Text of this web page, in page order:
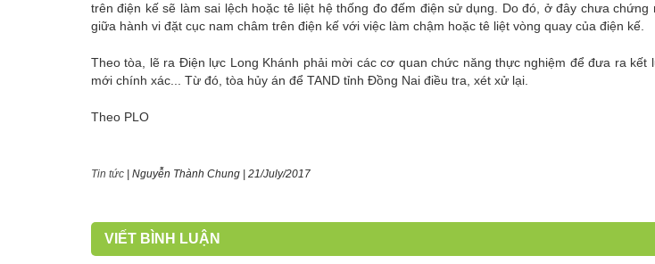
trên điện kế sẽ làm sai lệch hoặc tê liệt hệ thống đo đếm điện sử dụng. Do đó, ở đây chưa
giữa hành vi đặt cục nam châm trên điện kế với việc làm chậm hoặc tê liệt vòng quay của điện kế.
Theo tòa, lẽ ra Điện lực Long Khánh phải mời các cơ quan chức năng thực nghiệm để đưa ra kết
mới chính xác... Từ đó, tòa hủy án để TAND tỉnh Đồng Nai điều tra, xét xử lại.
Theo PLO
Tin tức Nguyễn Thành Chung 21/July/2017
VIẾT BÌNH LUẬN